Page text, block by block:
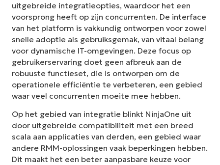
uitgebreide integratieopties, waardoor het een
voorsprong heeft op zijn concurrenten. De interface
van het platform is vakkundig ontworpen voor zowel
snelle adoptie als gebruiksgemak, van vitaal belang
voor dynamische IT-omgevingen. Deze focus op
gebruikerservaring doet geen afbreuk aan de
robuuste functieset, die is ontworpen om de
operationele efficiëntie te verbeteren, een gebied
waar veel concurrenten moeite mee hebben.
Op het gebied van integratie blinkt NinjaOne uit
door uitgebreide compatibiliteit met een breed
scala aan applicaties van derden, een gebied waar
andere RMM-oplossingen vaak beperkingen hebben.
Dit maakt het een beter aanpasbare keuze voor